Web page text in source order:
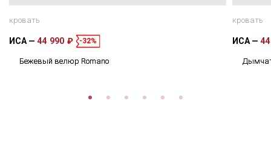
кровать
ИСА 44 990 ₽ -32%
Бежевый велюр Romano
кровать
ИСА